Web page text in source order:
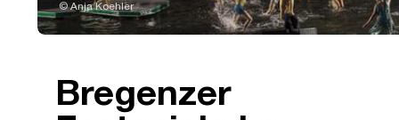
© Anja Koehler
Bregenzer